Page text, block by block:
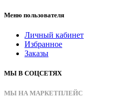
Меню пользователя
Личный кабинет
Избранное
Заказы
МЫ В СОЦСЕТЯХ
МЫ НА МАРКЕТПЛЕЙС